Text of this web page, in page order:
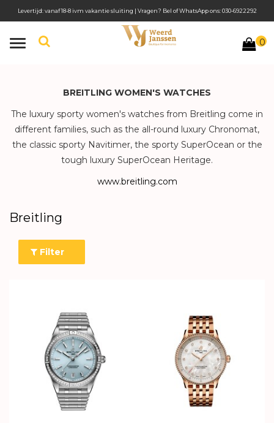
Toggle
0
Levertijd: vanaf 18-8 ivm vakantie sluiting | Vragen? Bel of WhatsApp ons: 030-6922292
BREITLING WOMEN'S WATCHES
The luxury sporty women's watches from Breitling come in
different families, such as the all-round luxury Chronomat,
the classic sporty Navitimer, the sporty SuperOcean or the
tough luxury SuperOcean Heritage.
www.breitling.com
Breitling
Filter